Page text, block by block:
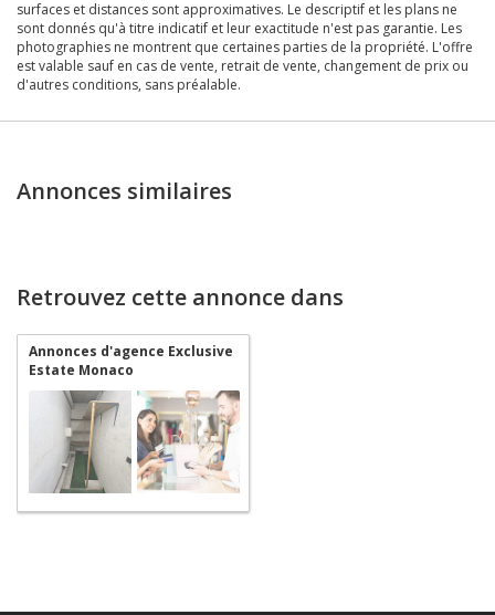
surfaces et distances sont approximatives. Le descriptif et les plans ne
sont donnés qu'à titre indicatif et leur exactitude n'est pas garantie. Les
photographies ne montrent que certaines parties de la propriété. L'offre
est valable sauf en cas de vente, retrait de vente, changement de prix ou
d'autres conditions, sans préalable.
Annonces similaires
Retrouvez cette annonce dans
Annonces d'agence Exclusive
Estate Monaco